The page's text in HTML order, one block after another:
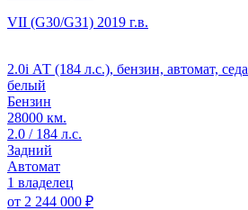
VII (G30/G31) 2019 г.в.
2.0i АТ (184 л.с.), бензин, автомат,
белый
Бензин
28000 км.
2.0 / 184 л.с.
Задний
Автомат
1 владелец
от 2 244 000 ₽